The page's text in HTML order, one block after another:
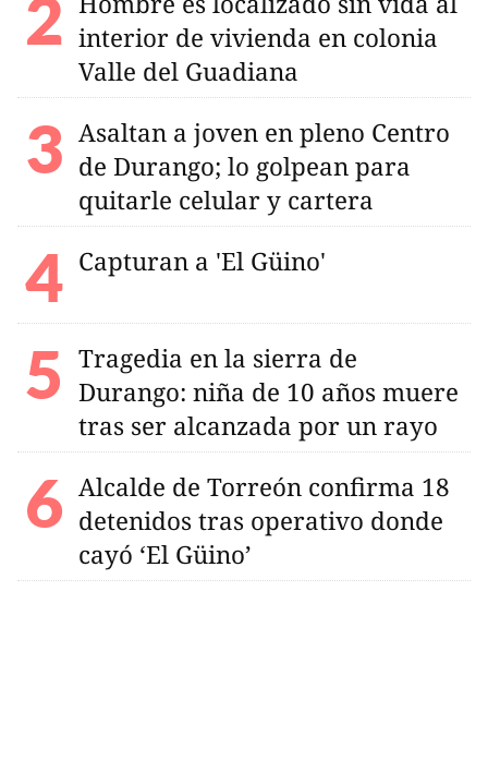
interior de vivienda en colonia
Valle del Guadiana
Asaltan a joven en pleno Centro
de Durango; lo golpean para
quitarle celular y cartera
Capturan a 'El Güino'
Tragedia en la sierra de
Durango: niña de 10 años muere
tras ser alcanzada por un rayo
Alcalde de Torreón confirma 18
detenidos tras operativo donde
cayó ‘El Güino’